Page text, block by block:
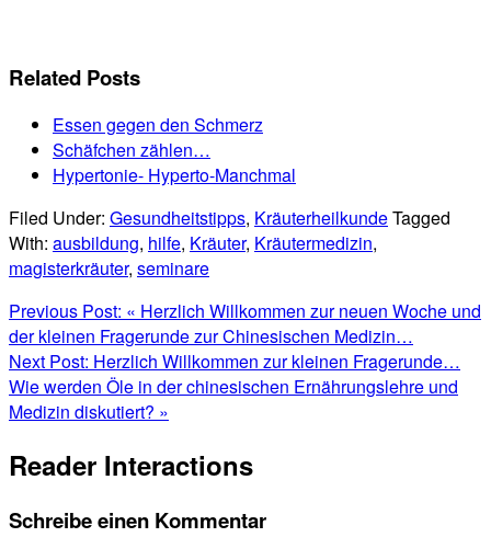
Related Posts
Essen gegen den Schmerz
Schäfchen zählen…
Hypertonie- Hyperto-Manchmal
Filed Under: Gesundheitstipps, KräuterheilkundeTagged
With: ausbildung, hilfe, Kräuter, Kräutermedizin,
magisterkräuter, seminare
Previous Post: « Herzlich Willkommen zur neuen Woche und
der kleinen Fragerunde zur Chinesischen Medizin…
Next Post: Herzlich Willkommen zur kleinen Fragerunde…
Wie werden Öle in der chinesischen Ernährungslehre und
Medizin diskutiert? »
Reader Interactions
Schreibe einen Kommentar